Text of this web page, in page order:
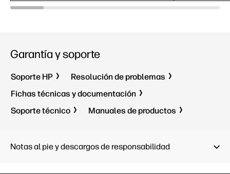
5 ms GtG (consobrecarga)
5 ms
Garantía y soporte
Soporte HP
Resolución de problemas
Fichas técnicas y documentación
Soporte técnico
Manuales de productos
Notas al pie y descargos de responsabilidad